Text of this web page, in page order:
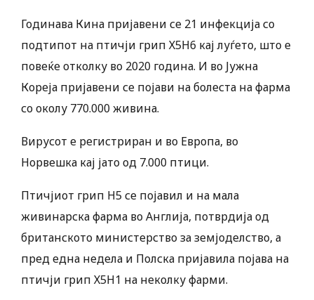
Годинава Кина пријавени се 21 инфекција со
подтипот на птичји грип Х5Н6 кај луѓето, што е
повеќе отколку во 2020 година. И во Јужна
Кореја пријавени се појави на болеста на фарма
со околу 770.000 живина.
Вирусот е регистриран и во Европа, во
Норвешка кај јато од 7.000 птици.
Птичјиот грип H5 се појавил и на мала
живинарска фарма во Англија, потврдија од
британското министерство за земјоделство, а
пред една недела и Полска пријавила појава на
птичји грип Х5Н1 на неколку фарми.